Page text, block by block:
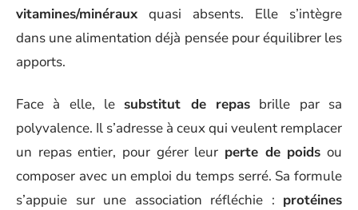
vitamines/minéraux quasi absents. Elle s’intègre
dans une alimentation déjà pensée pour équilibrer les
apports.
Face à elle, le substitut de repas brille par sa
polyvalence. Il s’adresse à ceux qui veulent remplacer
un repas entier, pour gérer leur perte de poids ou
composer avec un emploi du temps serré. Sa formule
s’appuie sur une association réfléchie : protéines